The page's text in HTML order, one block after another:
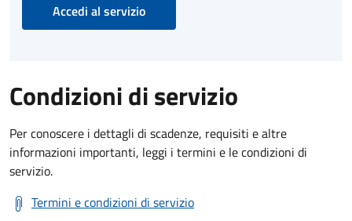
Accedi al servizio
Condizioni di servizio
Per conoscere i dettagli di scadenze, requisiti e altre
informazioni importanti, leggi i termini e le condizioni di
servizio.
Termini e condizioni di servizio